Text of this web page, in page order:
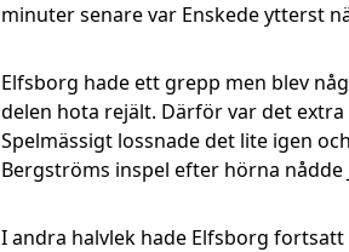
minuter senare var Enskede ytterst
Elfsborg hade ett grepp men blev
delen hota rejält. Därför var det extra
Spelmässigt lossnade det lite igen
Bergströms inspel efter hörna nådde
I andra halvlek hade Elfsborg